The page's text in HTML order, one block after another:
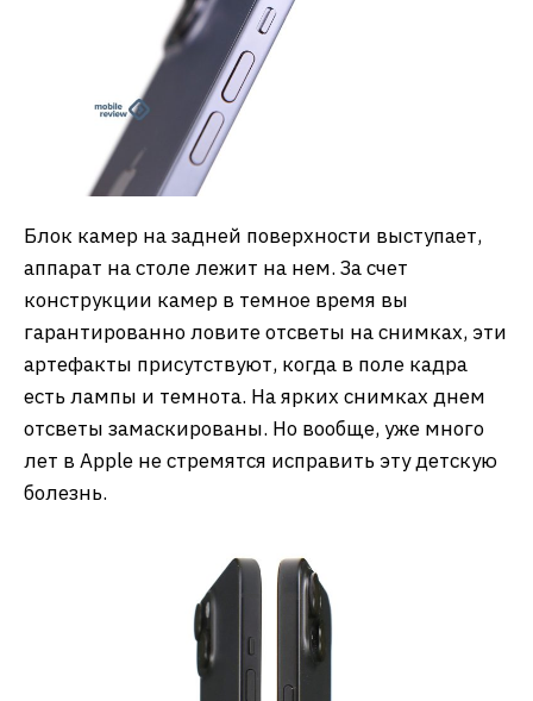
Блок камер на задней поверхности выступает,
аппарат на столе лежит на нем. За счет
конструкции камер в темное время вы
гарантированно ловите отсветы на снимках, эти
артефакты присутствуют, когда в поле кадра
есть лампы и темнота. На ярких снимках днем
отсветы замаскированы. Но вообще, уже много
лет в Apple не стремятся исправить эту детскую
болезнь.